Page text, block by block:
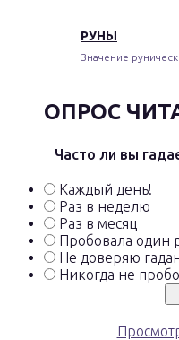
РУНЫ
Значение
ОПРОС
Часто ли вы
Каждый день!
Раз в неделю
Раз в месяц
Пробовала один
Не доверяю
Никогда не